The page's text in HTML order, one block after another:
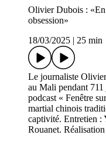
Olivier Dubois : «En
obsession»
18/03/2025
25 min
Le journaliste
au Mali pendant
podcast « Fenêtre
martial chinois
captivité. Entretien :
Rouanet.